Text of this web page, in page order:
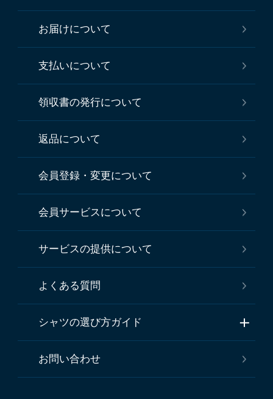
お届けについて
支払いについて
領収書の発行について
返品について
会員登録・変更について
会員サービスについて
サービスの提供について
よくある質問
シャツの選び方ガイド
お問い合わせ